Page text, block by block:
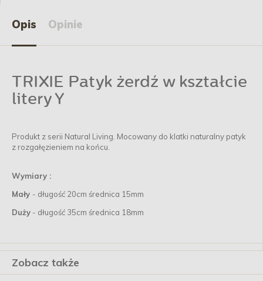
Opis Opinie
TRIXIE Patyk żerdź w kształcie
litery Y
Produkt z serii Natural Living. Mocowany do klatki naturalny patyk
z rozgałęzieniem na końcu.
Wymiary :
Mały - długość 20cm średnica 15mm
Duży - długość 35cm średnica 18mm
Zobacz także